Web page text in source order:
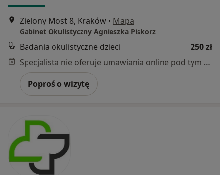
Zielony Most 8, Kraków • Mapa
Gabinet Okulistyczny Agnieszka Piskorz
Badania okulistyczne dzieci
250 zł
Specjalista nie oferuje umawiania online pod tym adresem.
Poproś o wizytę